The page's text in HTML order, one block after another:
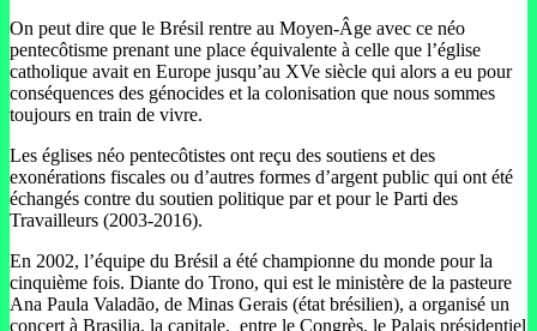
On peut dire que le Brésil rentre au Moyen-Âge avec ce néo
pentecôtisme prenant une place équivalente à celle que l’église
catholique avait en Europe jusqu’au XVe siècle qui alors a eu pour
conséquences des génocides et la colonisation que nous sommes
toujours en train de vivre.
Les églises néo pentecôtistes ont reçu des soutiens et des
exonérations fiscales ou d’autres formes d’argent public qui ont été
échangés contre du soutien politique par et pour le Parti des
Travailleurs (2003-2016).
En 2002, l’équipe du Brésil a été championne du monde pour la
cinquième fois. Diante do Trono, qui est le ministère de la pasteure
Ana Paula Valadão, de Minas Gerais (état brésilien), a organisé un
concert à Brasilia, la capitale, entre le Congrès, le Palais présidentiel